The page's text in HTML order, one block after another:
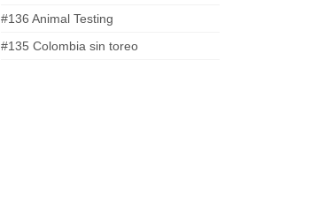
#136 Animal Testing
#135 Colombia sin toreo